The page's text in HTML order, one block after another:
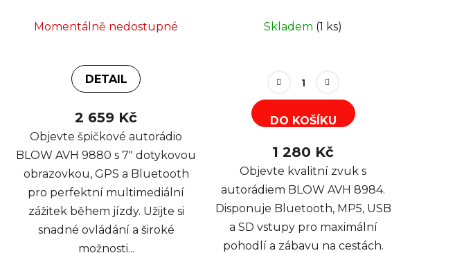
Momentálně nedostupné
DETAIL
2 659 Kč
Objevte špičkové autorádio
BLOW AVH 9880 s 7" dotykovou
obrazovkou, GPS a Bluetooth
pro perfektní multimediální
zážitek během jízdy. Užijte si
snadné ovládání a široké
možnosti...
Skladem (1 ks)
DO KOŠÍKU
1 280 Kč
Objevte kvalitní zvuk s
autorádiem BLOW AVH 8984.
Disponuje Bluetooth, MP5, USB
a SD vstupy pro maximální
pohodlí a zábavu na cestách.